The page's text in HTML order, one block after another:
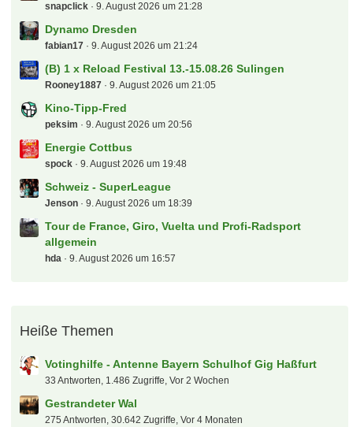
snapclick 9. August 2026 um 21:28
Dynamo Dresden
fabian17 9. August 2026 um 21:24
(B) 1 x Reload Festival 13.-15.08.26 Sulingen
Rooney1887 9. August 2026 um 21:05
Kino-Tipp-Fred
peksim 9. August 2026 um 20:56
Energie Cottbus
spock 9. August 2026 um 19:48
Schweiz - SuperLeague
Jenson 9. August 2026 um 18:39
Tour de France, Giro, Vuelta und Profi-Radsport
allgemein
hda 9. August 2026 um 16:57
Heiße Themen
Votinghilfe - Antenne Bayern Schulhof Gig Haßfurt
33 Antworten, 1.486 Zugriffe, Vor 2 Wochen
Gestrandeter Wal
275 Antworten, 30.642 Zugriffe, Vor 4 Monaten